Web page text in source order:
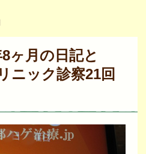
ヶ月の日記と
ニック診察21回